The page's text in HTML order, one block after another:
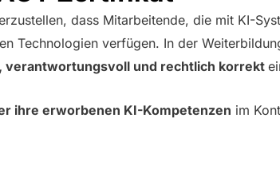
dass Mitarbeitende, die mit KI-
Technologien verfügen. In der
verantwortungsvoll und rechtlich korrekt
ihre erworbenen KI-Kompetenzen im